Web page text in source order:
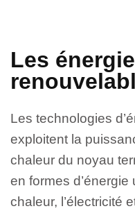
Les
Les technologies
exploitent la
chaleur du noyau
en formes
chaleur, l’électricité